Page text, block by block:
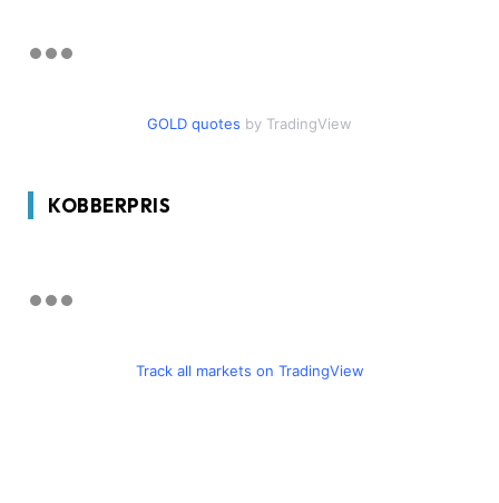
GOLD quotes by TradingView
KOBBERPRIS
Track all markets on TradingView